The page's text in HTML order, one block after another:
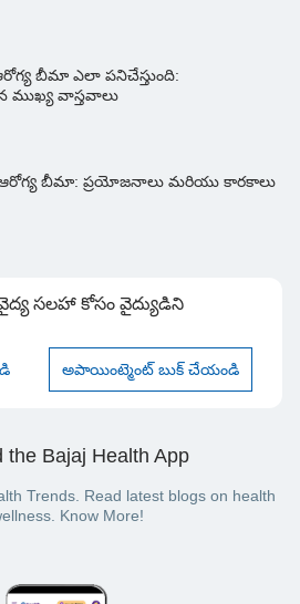
బీమా ఎలా పనిచేస్తుంది:
ముఖ్య వాస్తవాలు
ఆరోగ్య బీమా: ప్రయోజనాలు మరియు కారకాలు
సలహా కోసం వైద్యుడిని
అపాయింట్మెంట్ బుక్ చేయండి
the Bajaj Health App
Trends. Read latest blogs on health
Know More!